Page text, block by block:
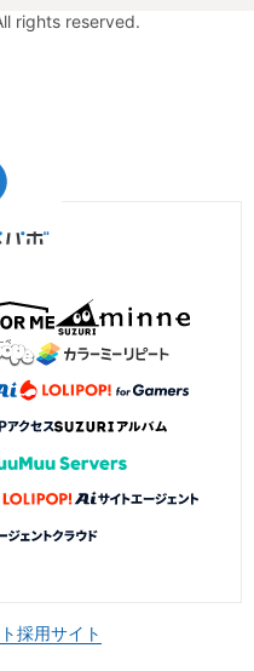
rights reserved.
採用サイト